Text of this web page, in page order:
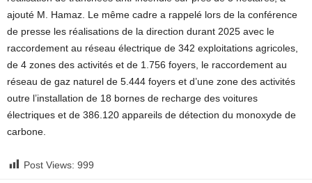
ajouté M. Hamaz. Le même cadre a rappelé lors de la conférence
de presse les réalisations de la direction durant 2025 avec le
raccordement au réseau électrique de 342 exploitations agricoles,
de 4 zones des activités et de 1.756 foyers, le raccordement au
réseau de gaz naturel de 5.444 foyers et d’une zone des activités
outre l’installation de 18 bornes de recharge des voitures
électriques et de 386.120 appareils de détection du monoxyde de
carbone.
Post Views: 999